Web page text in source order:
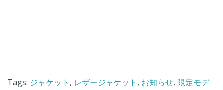
Tags: ジャケット , レザージャケット , お知らせ, 限定モデ